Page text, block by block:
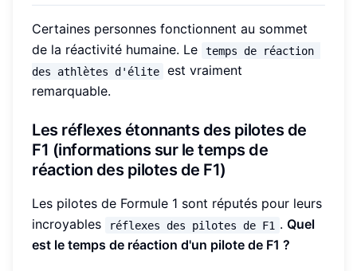
Certaines personnes fonctionnent au sommet
de la réactivité humaine. Le
temps de réaction
des athlètes d'élite
est vraiment
remarquable.
Les réflexes étonnants des pilotes de
F1 (informations sur le temps de
réaction des pilotes de F1)
Les pilotes de Formule 1 sont réputés pour leurs
incroyables
réflexes des pilotes de F1 . Quel
est le temps de réaction d'un pilote de F1 ?